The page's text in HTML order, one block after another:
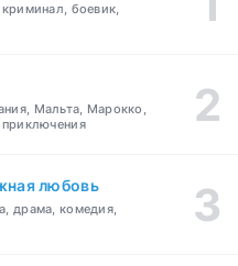
боевик,
Мальта, Марокко,
любовь
драма, комедия,